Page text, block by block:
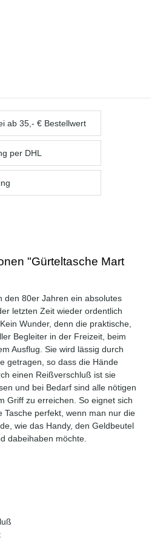
ab 35,- € Bestellwert
per DHL
"Gürteltasche Mart
den 80er Jahren ein absolutes
letzten Zeit wieder ordentlich
Wunder, denn die praktische,
Begleiter in der Freizeit, beim
Ausflug. Sie wird lässig durch
getragen, so dass die Hände
einen Reißverschluß ist sie
und bei Bedarf sind alle nötigen
Griff zu erreichen. So eignet sich
Tasche perfekt, wenn man nur die
wie das Handy, den Geldbeutel
dabeihaben möchte.